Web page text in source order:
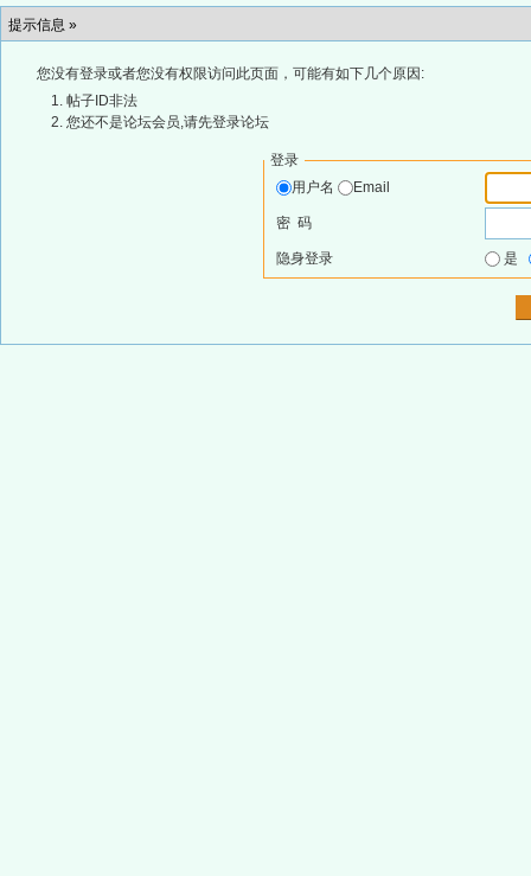
提示信息 »
您没有登录或者您没有权限访问此页面，可能有如下几个原因:
帖子ID非法
您还不是论坛会员,请先登录论坛
登录
用户名
Email
密 码
隐身登录 是